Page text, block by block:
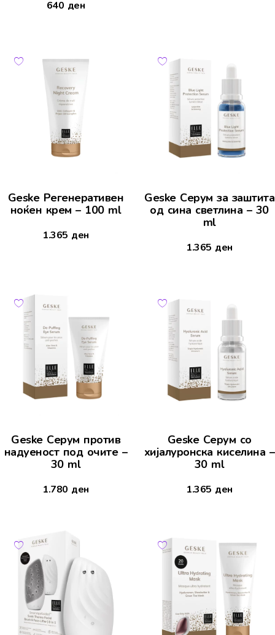
640 ден
Geske Регенеративен
ноќен крем – 100 ml
1.365 ден
Geske Серум за заштита
од сина светлина – 30
ml
1.365 ден
Geske Серум против
надуеност под очите –
30 ml
1.780 ден
Geske Серум со
хијалуронска киселина –
30 ml
1.365 ден